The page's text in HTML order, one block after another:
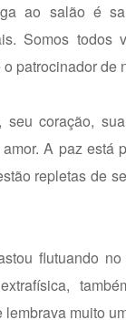
ao salão é
Somos todos
patrocinador de
seu coração,
A paz está
repletas de
flutuando
muito